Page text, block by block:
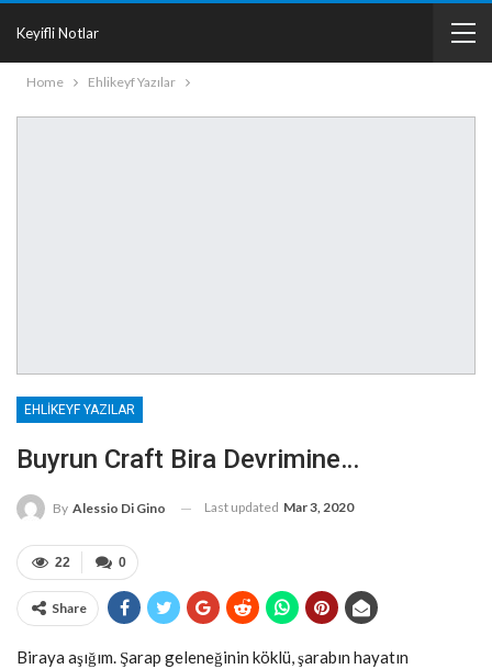
Keyifli Notlar
Home Ehlikeyf Yazılar
EHLIKEYF YAZILAR
Buyrun Craft Bira Devrimine…
By Alessio Di Gino Last updated Mar 3, 2020
0
22
Share
Biraya aşığım. Şarap geleneğinin köklü, şarabın hayatın